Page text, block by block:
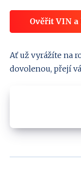
Ověřit VIN
Ať už vyrážíte na
dovolenou, přejí